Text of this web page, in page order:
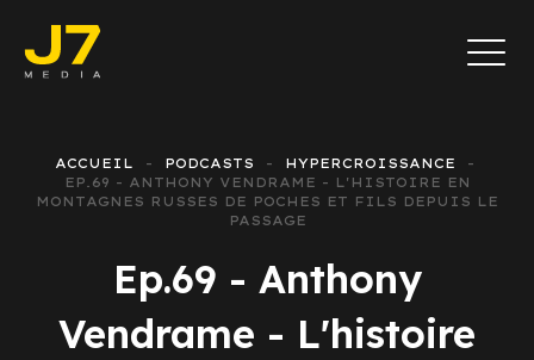
ACCUEIL PODCASTS
HYPERCROISSANCE
EP.69 - ANTHONY VENDRAME - L'HISTOIRE EN
MONTAGNES RUSSES DE POCHES ET FILS DEPUIS LE
PASSAGE
Ep.69 - Anthony
Vendrame - L'histoire